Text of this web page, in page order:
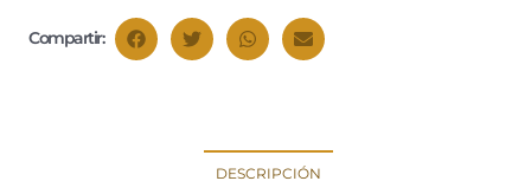
Compartir:
DESCRIPCIÓN